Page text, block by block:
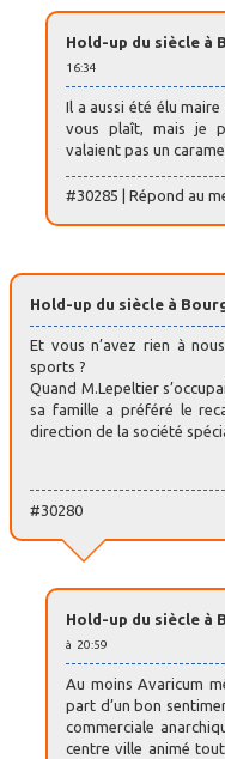
Hold-up du siècle à
16:34
Il a aussi été élu
vous plaît, mais je
valaient pas un
#30285 | Répond au
Hold-up du siècle à
Et vous n’avez rien à
sports ?
Quand M.Lepeltier
sa famille a préféré le
direction de la société
#30280
Hold-up du siècle à
à 20:59
Au moins Avaricum
part d’un bon
commerciale
centre ville animé